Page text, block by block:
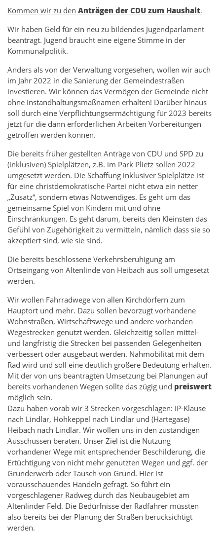
Kommen wir zu den Anträgen der CDU zum Haushalt.
Wir haben Geld für ein neu zu bildendes Jugendparlament
beantragt. Jugend braucht eine eigene Stimme in der
Kommunalpolitik.
Anders als von der Verwaltung vorgesehen, wollen wir auch
im Jahr 2022 in die Sanierung der Gemeindestraßen
investieren. Wir können das Vermögen der Gemeinde nicht
ohne Instandhaltungsmaßnamen erhalten! Darüber hinaus
soll durch eine Verpflichtungsermächtigung für 2023 bereits
jetzt für die dann erforderlichen Arbeiten Vorbereitungen
getroffen werden können.
Die bereits früher gestellten Anträge von CDU und SPD zu
(inklusiven) Spielplätzen, z.B. im Park Plietz sollen 2022
umgesetzt werden. Die Schaffung inklusiver Spielplätze ist
für eine christdemokratische Partei nicht etwa ein netter
„Zusatz“, sondern etwas Notwendiges. Es geht um das
gemeinsame Spiel von Kindern mit und ohne
Einschränkungen. Es geht darum, bereits den Kleinsten das
Gefühl von Zugehörigkeit zu vermitteln, nämlich dass sie so
akzeptiert sind, wie sie sind.
Die bereits beschlossene Verkehrsberuhigung am
Ortseingang von Altenlinde von Heibach aus soll umgesetzt
werden.
Wir wollen Fahrradwege von allen Kirchdörfern zum
Hauptort und mehr. Dazu sollen bevorzugt vorhandene
Wohnstraßen, Wirtschaftswege und andere vorhanden
Wegestrecken genutzt werden. Gleichzeitig sollen mittel-
und langfristig die Strecken bei passenden Gelegenheiten
verbessert oder ausgebaut werden. Nahmobilität mit dem
Rad wird und soll eine deutlich größere Bedeutung erhalten.
Mit der von uns beantragten Umsetzung bei Planungen auf
bereits vorhandenen Wegen sollte das zügig und preiswert
möglich sein.
Dazu haben vorab wir 3 Strecken vorgeschlagen: IP-Klause
nach Lindlar, Hohkeppel nach Lindlar und (Hartegase)
Heibach nach Lindlar. Wir wollen uns in den zuständigen
Ausschüssen beraten. Unser Ziel ist die Nutzung
vorhandener Wege mit entsprechender Beschilderung, die
Ertüchtigung von nicht mehr genutzten Wegen und ggf. der
Grunderwerb oder Tausch von Grund. Hier ist
vorausschauendes Handeln gefragt. So führt ein
vorgeschlagener Radweg durch das Neubaugebiet am
Altenlinder Feld. Die Bedürfnisse der Radfahrer müssten
also bereits bei der Planung der Straßen berücksichtigt
werden.